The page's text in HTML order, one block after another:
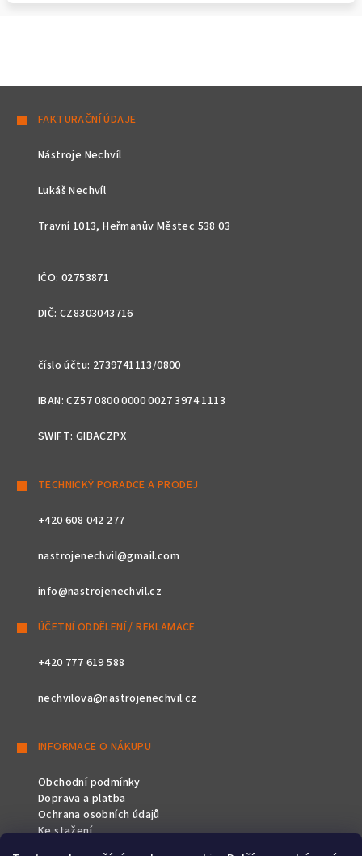
FAKTURAČNÍ ÚDAJE
Nástroje Nechvíl
Lukáš Nechvíl
Travní 1013, Heřmanův Městec 538 03
IČO: 02753871
DIČ: CZ8303043716
číslo účtu: 2739741113/0800
IBAN: CZ57 0800 0000 0027 3974 1113
SWIFT: GIBACZPX
TECHNICKÝ PORADCE A PRODEJ
+420 608 042 277
nastrojenechvil@gmail.com
info@nastrojenechvil.cz
ÚČETNÍ ODDĚLENÍ / REKLAMACE
+420 777 619 588
nechvilova@nastrojenechvil.cz
INFORMACE O NÁKUPU
Obchodní podmínky
Doprava a platba
Ochrana osobních údajů
Ke stažení